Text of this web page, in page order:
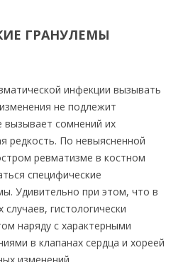
ГРАНУЛЕМЫ
инфекции вызывать
не подлежит
вызывает сомнений их
редкость. По невыясненной
ревматизме в костном
специфические
Удивительно при этом, что в
гистологически
наряду с характерными
в клапанах сердца и хореей